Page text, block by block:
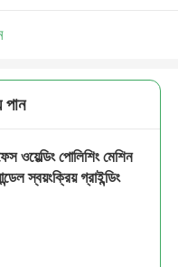
ওয়েল্ডিং পোলিশিং মেশিন
স্বয়ংক্রিয় গ্রাইন্ডিং